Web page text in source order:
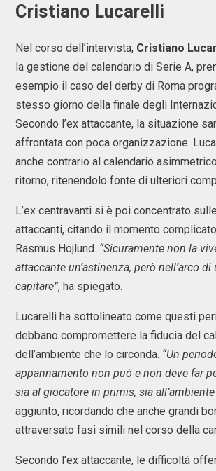
Cristiano Lucarelli
Nel corso dell’intervista, Cristiano
la gestione del calendario di Serie A,
esempio il caso del derby di Roma
stesso giorno della finale degli
Secondo l’ex attaccante, la situazione
affrontata con poca organizzazione.
anche contrario al calendario
ritorno, ritenendolo fonte di ulteriori
L’ex centravanti si è poi concentrato
attaccanti, citando il momento
Rasmus Hojlund. “Sicuramente non la
attaccante un’astinenza, però nell’arco
capitare”, ha spiegato.
Lucarelli ha sottolineato come questi
debbano compromettere la fiducia del
dell’ambiente che lo circonda. “Un
appannamento non può e non deve far
sia al giocatore in primis, sia
aggiunto, ricordando che anche grandi
attraversato fasi simili nel corso della
Secondo l’ex attaccante, le difficoltà